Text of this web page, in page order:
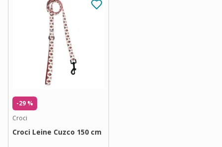
-29 %
Croci
Croci Leine Cuzco 150 cm